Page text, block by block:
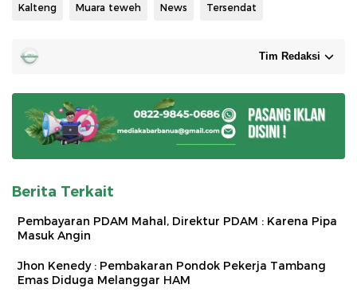
Kalteng Muara teweh News Tersendat
Tim Redaksi
Berita Terkait
Pembayaran PDAM Mahal, Direktur PDAM : Karena Pipa
Masuk Angin
Jhon Kenedy : Pembakaran Pondok Pekerja Tambang
Emas Diduga Melanggar HAM